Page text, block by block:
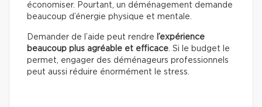
économiser. Pourtant, un déménagement demande
beaucoup d’énergie physique et mentale.
Demander de l’aide peut rendre l’expérience
beaucoup plus agréable et efficace. Si le budget le
permet, engager des déménageurs professionnels
peut aussi réduire énormément le stress.